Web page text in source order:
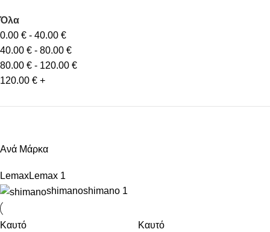
Όλα
0.00 € - 40.00 €
40.00 € - 80.00 €
80.00 € - 120.00 €
120.00 € +
Ανά Μάρκα
LemaxLemax 1
shimanoshimano 1
Καυτό Καυτό